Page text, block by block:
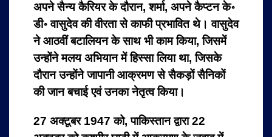
अपने सैन्य कैरियर के दौरान, शर्मा, अपने कैप्टन के॰
डी॰ वासुदेव की वीरता से काफी प्रभावित थे। वासुदेव
ने आठवीं बटालियन के साथ भी काम किया, जिसमें
उन्होंने मलय अभियान में हिस्सा लिया था, जिसके
दौरान उन्होंने जापानी आक्रमण से सैकड़ों सैनिकों
की जान बचाई एवं उनका नेतृत्व किया।
27 अक्टूबर 1947 को, पाकिस्तान द्वारा 22